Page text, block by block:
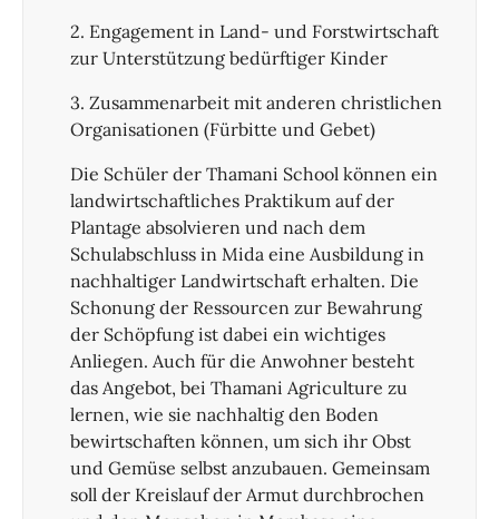
2. Engagement in Land- und Forstwirtschaft
zur Unterstützung bedürftiger Kinder
3. Zusammenarbeit mit anderen christlichen
Organisationen (Fürbitte und Gebet)
Die Schüler der Thamani School können ein
landwirtschaftliches Praktikum auf der
Plantage absolvieren und nach dem
Schulabschluss in Mida eine Ausbildung in
nachhaltiger Landwirtschaft erhalten. Die
Schonung der Ressourcen zur Bewahrung
der Schöpfung ist dabei ein wichtiges
Anliegen. Auch für die Anwohner besteht
das Angebot, bei Thamani Agriculture zu
lernen, wie sie nachhaltig den Boden
bewirtschaften können, um sich ihr Obst
und Gemüse selbst anzubauen. Gemeinsam
soll der Kreislauf der Armut durchbrochen